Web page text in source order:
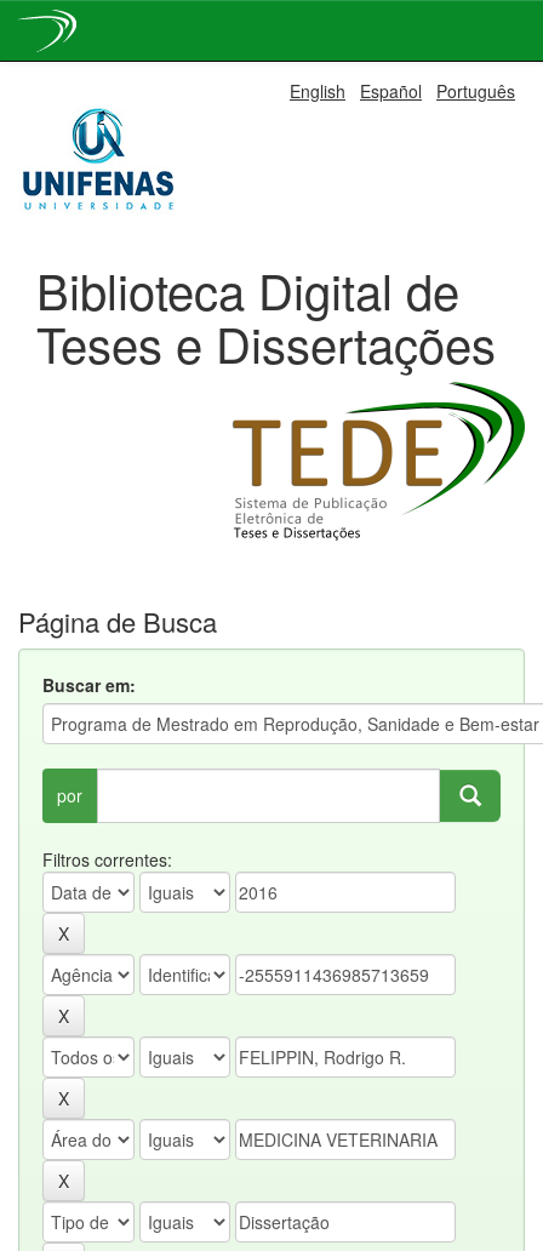
navigation
English Español Português
Biblioteca Digital de
Teses e Dissertações
Página de Busca
Buscar em:
por
Filtros correntes: